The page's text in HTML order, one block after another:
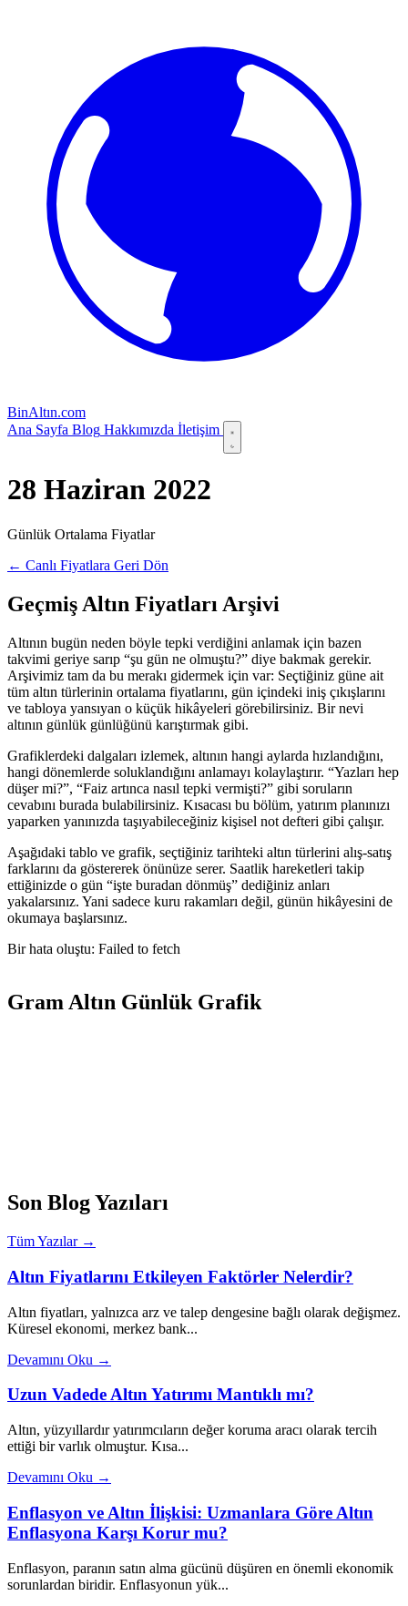
BinAltın.com
Ana Sayfa Blog Hakkımızda İletişim
28 Haziran 2022
Günlük Ortalama Fiyatlar
← Canlı Fiyatlara Geri Dön
Geçmiş Altın Fiyatları Arşivi
Altının bugün neden böyle tepki verdiğini anlamak için bazen
takvimi geriye sarıp “şu gün ne olmuştu?” diye bakmak gerekir.
Arşivimiz tam da bu merakı gidermek için var: Seçtiğiniz güne ait
tüm altın türlerinin ortalama fiyatlarını, gün içindeki iniş çıkışlarını
ve tabloya yansıyan o küçük hikâyeleri görebilirsiniz. Bir nevi
altının günlük günlüğünü karıştırmak gibi.
Grafiklerdeki dalgaları izlemek, altının hangi aylarda hızlandığını,
hangi dönemlerde soluklandığını anlamayı kolaylaştırır. “Yazları hep
düşer mi?”, “Faiz artınca nasıl tepki vermişti?” gibi soruların
cevabını burada bulabilirsiniz. Kısacası bu bölüm, yatırım planınızı
yaparken yanınızda taşıyabileceğiniz kişisel not defteri gibi çalışır.
Aşağıdaki tablo ve grafik, seçtiğiniz tarihteki altın türlerini alış-satış
farklarını da göstererek önünüze serer. Saatlik hareketleri takip
ettiğinizde o gün “işte buradan dönmüş” dediğiniz anları
yakalarsınız. Yani sadece kuru rakamları değil, günün hikâyesini de
okumaya başlarsınız.
Bir hata oluştu: Failed to fetch
Gram Altın Günlük Grafik
Son Blog Yazıları
Tüm Yazılar →
Altın Fiyatlarını Etkileyen Faktörler Nelerdir?
Altın fiyatları, yalnızca arz ve talep dengesine bağlı olarak değişmez.
Küresel ekonomi, merkez bank...
Devamını Oku →
Uzun Vadede Altın Yatırımı Mantıklı mı?
Altın, yüzyıllardır yatırımcıların değer koruma aracı olarak tercih
ettiği bir varlık olmuştur. Kısa...
Devamını Oku →
Enflasyon ve Altın İlişkisi: Uzmanlara Göre Altın
Enflasyona Karşı Korur mu?
Enflasyon, paranın satın alma gücünü düşüren en önemli ekonomik
sorunlardan biridir. Enflasyonun yük...